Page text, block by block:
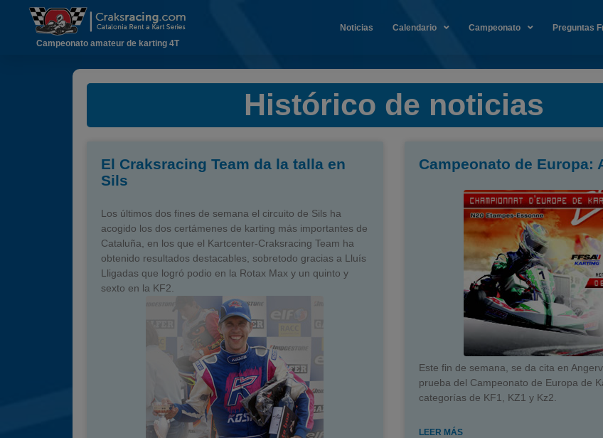
Campeonato amateur de karting 4T
Noticias Calendario Campeonato Preguntas
Histórico de noticias
El Craksracing Team da la talla en
Sils
Los últimos dos fines de semana el circuito de Sils ha
acogido los dos certámenes de karting más importantes de
Cataluña, en los que el Kartcenter-Craksracing Team ha
obtenido resultados destacables, sobretodo gracias a Lluís
Lligadas que logró podio en la Rotax Max y un quinto y
sexto en la KF2.
Campeonato de Europa:
Este fin de semana, se da cita en
prueba del Campeonato de Europa de
categorías de KF1, KZ1 y Kz2.
LEER MÁS